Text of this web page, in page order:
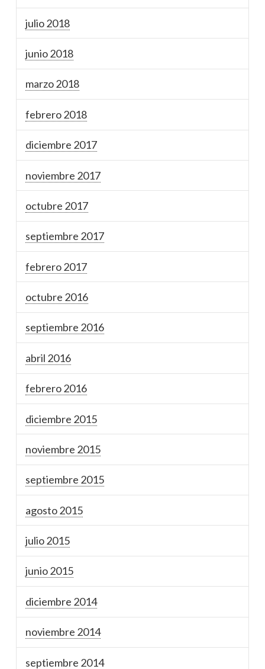
julio 2018
junio 2018
marzo 2018
febrero 2018
diciembre 2017
noviembre 2017
octubre 2017
septiembre 2017
febrero 2017
octubre 2016
septiembre 2016
abril 2016
febrero 2016
diciembre 2015
noviembre 2015
septiembre 2015
agosto 2015
julio 2015
junio 2015
diciembre 2014
noviembre 2014
septiembre 2014